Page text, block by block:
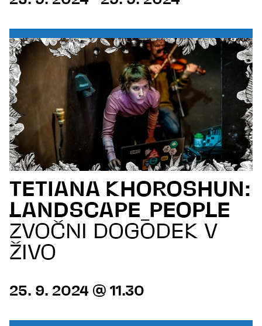
TETIANA KHOROSHUN:
LANDSCAPE_PEOPLE
ZVOČNI DOGODEK V
ŽIVO
25. 9. 2024 @ 11.30